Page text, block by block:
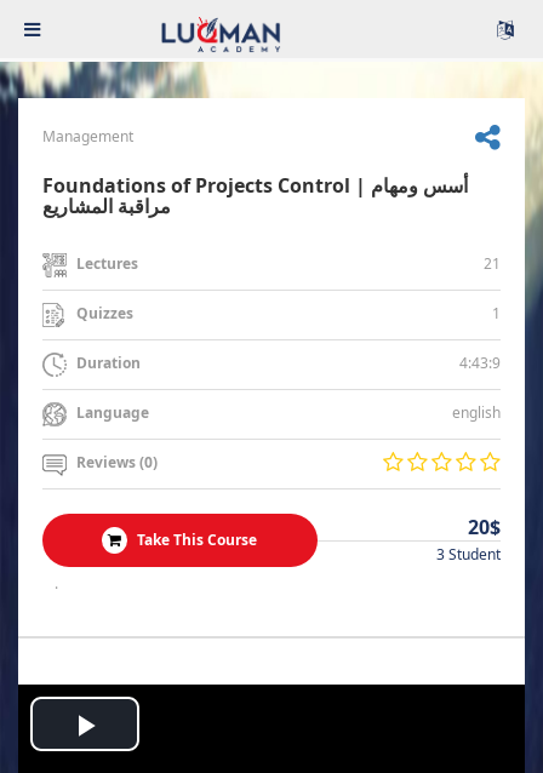
Management
Foundations of Projects Control | أسس ومهام
مراقبة المشاريع
Lectures 21
Quizzes 1
Duration 4:43:9
Language english
Reviews (0)
Take This Course 20$
3 Student
.
Play